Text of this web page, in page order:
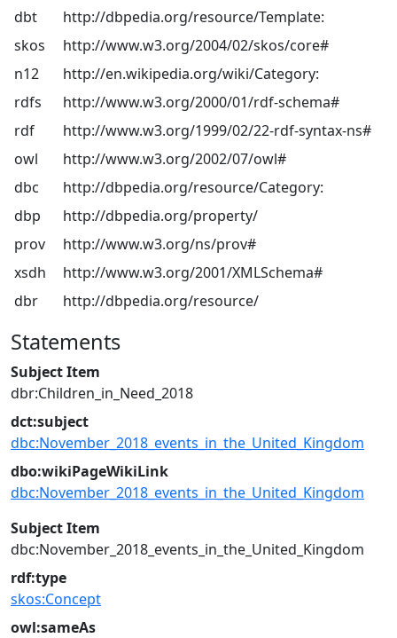
dbt
http://dbpedia.org/resource/Template:
skos
http://www.w3.org/2004/02/skos/core#
n12
http://en.wikipedia.org/wiki/Category:
rdfs
http://www.w3.org/2000/01/rdf-schema#
rdf
http://www.w3.org/1999/02/22-rdf-syntax-ns#
owl
http://www.w3.org/2002/07/owl#
dbc
http://dbpedia.org/resource/Category:
dbp
http://dbpedia.org/property/
prov
http://www.w3.org/ns/prov#
xsdh
http://www.w3.org/2001/XMLSchema#
dbr
http://dbpedia.org/resource/
Statements
Subject Item
dbr:Children_in_Need_2018
dct:subject
dbc:November_2018_events_in_the_United_Kingdom
dbo:wikiPageWikiLink
dbc:November_2018_events_in_the_United_Kingdom
Subject Item
dbc:November_2018_events_in_the_United_Kingdom
rdf:type
skos:Concept
owl:sameAs